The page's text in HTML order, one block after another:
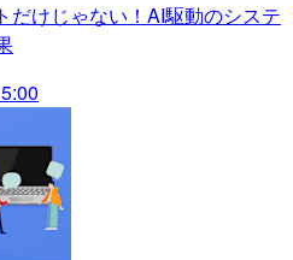
だけじゃない！AI駆動のシステ